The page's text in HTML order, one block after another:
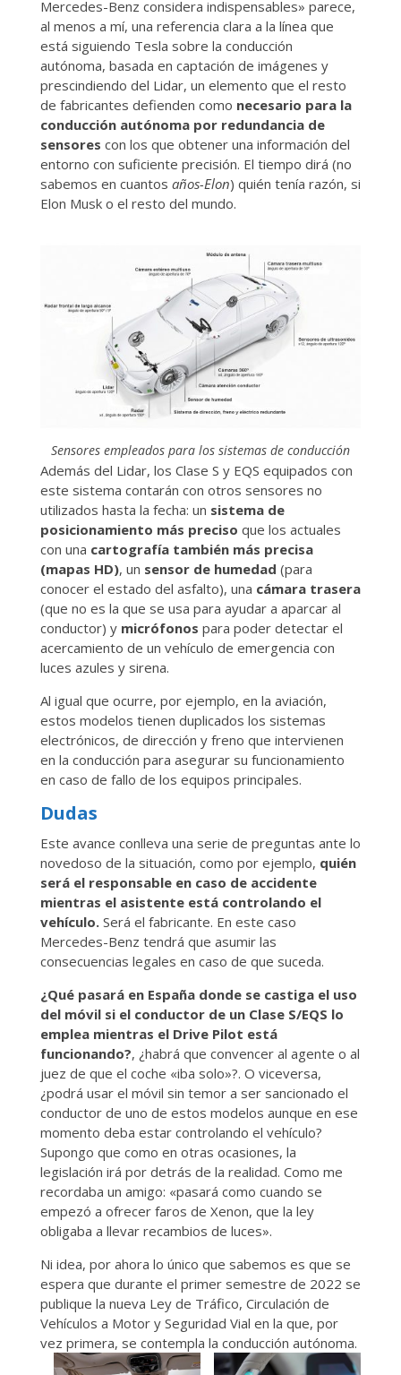
Mercedes-Benz considera indispensables» parece,
al menos a mí, una referencia clara a la línea que
está siguiendo Tesla sobre la conducción
autónoma, basada en captación de imágenes y
prescindiendo del Lidar, un elemento que el resto
de fabricantes defienden como necesario para la
conducción autónoma por redundancia de
sensores con los que obtener una información del
entorno con suficiente precisión. El tiempo dirá (no
sabemos en cuantos años-Elon) quién tenía razón, si
Elon Musk o el resto del mundo.
Sensores empleados para los sistemas de conducción
Además del Lidar, los Clase S y EQS equipados con
este sistema contarán con otros sensores no
utilizados hasta la fecha: un sistema de
posicionamiento más preciso que los actuales
con una cartografía también más precisa
(mapas HD), un sensor de humedad (para
conocer el estado del asfalto), una cámara trasera
(que no es la que se usa para ayudar a aparcar al
conductor) y micrófonos para poder detectar el
acercamiento de un vehículo de emergencia con
luces azules y sirena.
Al igual que ocurre, por ejemplo, en la aviación,
estos modelos tienen duplicados los sistemas
electrónicos, de dirección y freno que intervienen
en la conducción para asegurar su funcionamiento
en caso de fallo de los equipos principales.
Dudas
Este avance conlleva una serie de preguntas ante lo
novedoso de la situación, como por ejemplo, quién
será el responsable en caso de accidente
mientras el asistente está controlando el
vehículo.Será el fabricante. En este caso
Mercedes-Benz tendrá que asumir las
consecuencias legales en caso de que suceda.
¿Qué pasará en España donde se castiga el uso
del móvil si el conductor de un Clase S/EQS lo
emplea mientras el Drive Pilot está
funcionando?, ¿habrá que convencer al agente o al
juez de que el coche «iba solo»?. O viceversa,
¿podrá usar el móvil sin temor a ser sancionado el
conductor de uno de estos modelos aunque en ese
momento deba estar controlando el vehículo?
Supongo que como en otras ocasiones, la
legislación irá por detrás de la realidad. Como me
recordaba un amigo: «pasará como cuando se
empezó a ofrecer faros de Xenon, que la ley
obligaba a llevar recambios de luces».
Ni idea, por ahora lo único que sabemos es que se
espera que durante el primer semestre de 2022 se
publique la nueva Ley de Tráfico, Circulación de
Vehículos a Motor y Seguridad Vial en la que, por
vez primera, se contempla la conducción autónoma.